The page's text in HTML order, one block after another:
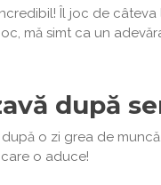
Îl joc de
mă simt ca un
după
o zi grea de
o aduce!